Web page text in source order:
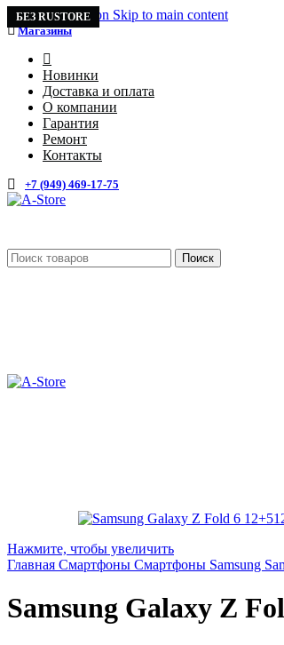
Skip to navigation Skip to main content
Магазины 4
Новинки
Доставка и оплата
О компании
Гарантия
Ремонт
Контакты
+7 (949) 469-17-75
Поиск
ПРОДАНО
Нажмите, чтобы увеличить
Главная Смартфоны Смартфоны Samsung
Samsung Galaxy Z
БЕЗ RUSTORE
БЕЗ RUSTORE